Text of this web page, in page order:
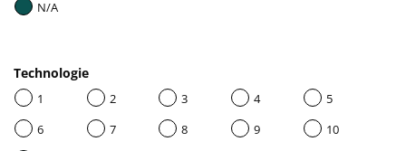
N/A
Technologie
1 2 3 4
5
6
7 8 9
10